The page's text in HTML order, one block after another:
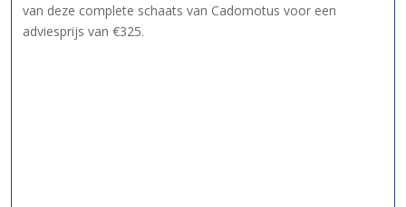
van deze complete schaats van Cadomotus voor een
adviesprijs van €325.